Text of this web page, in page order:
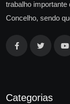
trabalho importante
Concelho, sendo
Categorias